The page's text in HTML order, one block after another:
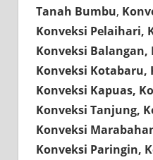
Tanah Bumbu,
Konveksi Pelaihari,
Konveksi
Konveksi Kotabaru,
Konveksi Kapuas,
Konveksi Tanjung,
Konveksi
Konveksi Paringin,